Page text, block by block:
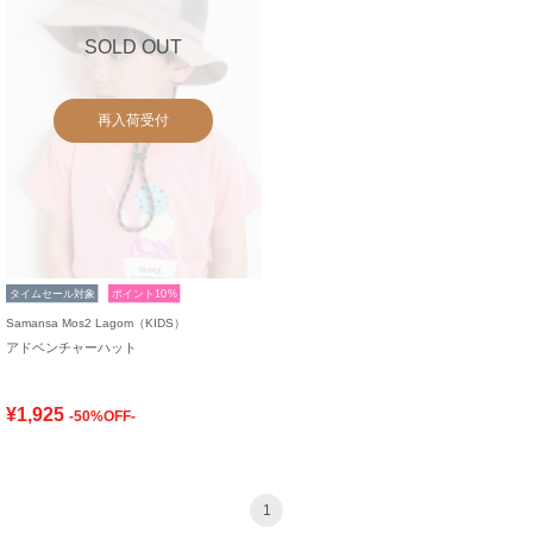
SOLD OUT
再入荷受付
タイムセール対象 ポイント10%
Samansa Mos2 Lagom（KIDS）
アドベンチャーハット
¥1,925 -50%OFF-
1